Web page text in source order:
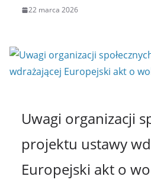
22 marca 2026
Uwagi organizacji
projektu ustawy
Europejski akt o